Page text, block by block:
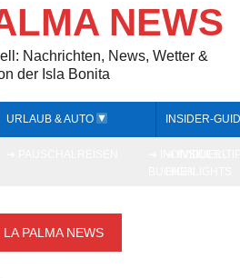
NEWS
Nachrichten, News, Wetter &
der Isla Bonita
URLAUB & AUTO INSIDER-
LA PALMA NEWS